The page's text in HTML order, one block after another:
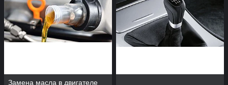
Замена масла в двигателе